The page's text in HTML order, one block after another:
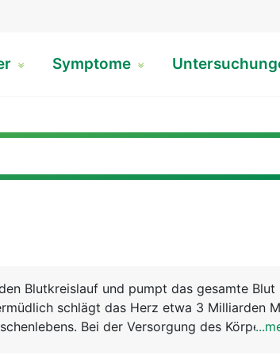
Symptome
Blutkreislauf und pumpt das gesamte Blut
schlägt das Herz etwa 3 Milliarden
Bei der Versorgung des Körpers